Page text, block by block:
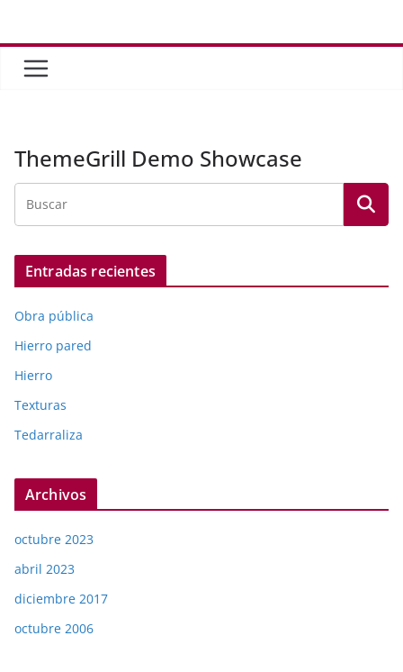
contenido
ThemeGrill Demo Showcase
Entradas recientes
Obra pública
Hierro pared
Hierro
Texturas
Tedarraliza
Archivos
octubre 2023
abril 2023
diciembre 2017
octubre 2006